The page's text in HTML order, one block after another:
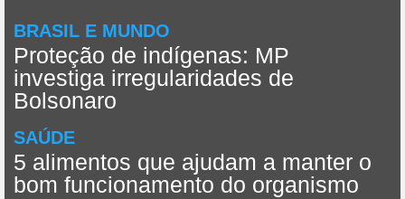
BRASIL E MUNDO
Proteção de indígenas: MP
investiga irregularidades de
Bolsonaro
SAÚDE
5 alimentos que ajudam a manter o
bom funcionamento do organismo